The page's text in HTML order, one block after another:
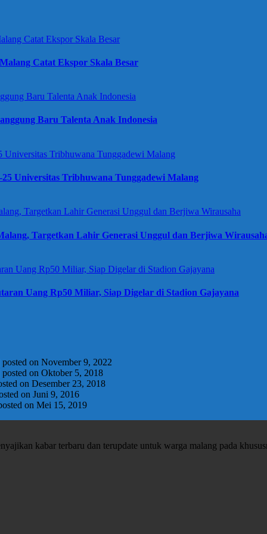
Catat Ekspor Skala Besar
Baru Talenta Anak Indonesia
Universitas Tribhuwana Tunggadewi Malang
Targetkan Lahir Generasi Unggul dan Berjiwa
Uang Rp50 Miliar, Siap Digelar di Stadion Gajayana
posted on November 9, 2022
posted on Oktober 5, 2018
on Desember 23, 2018
on Juni 9, 2016
on Mei 15, 2019
kabar terbaru dan terupdate untuk warga malang pada